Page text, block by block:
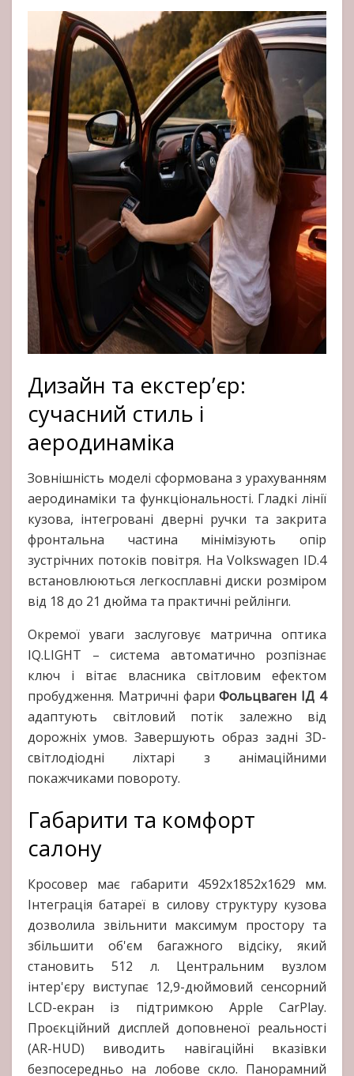
Дизайн та екстер’єр:
сучасний стиль і
аеродинаміка
Зовнішність моделі сформована з урахуванням
аеродинаміки та функціональності. Гладкі лінії
кузова, інтегровані дверні ручки та закрита
фронтальна частина мінімізують опір
зустрічних потоків повітря. На Volkswagen ID.4
встановлюються легкосплавні диски розміром
від 18 до 21 дюйма та практичні рейлінги.
Окремої уваги заслуговує матрична оптика
IQ.LIGHT – система автоматично розпізнає
ключ і вітає власника світловим ефектом
пробудження. Матричні фариФольцваген ІД 4
адаптують світловий потік залежно від
дорожніх умов. Завершують образ задні 3D-
світлодіодні ліхтарі з анімаційними
покажчиками повороту.
Габарити та комфорт
салону
Кросовер має габарити 4592х1852х1629 мм.
Інтеграція батареї в силову структуру кузова
дозволила звільнити максимум простору та
збільшити об'єм багажного відсіку, який
становить 512 л. Центральним вузлом
інтер'єру виступає 12,9-дюймовий сенсорний
LCD-екран із підтримкою Apple CarPlay.
Проєкційний дисплей доповненої реальності
(AR-HUD) виводить навігаційні вказівки
безпосередньо на лобове скло. Панорамний